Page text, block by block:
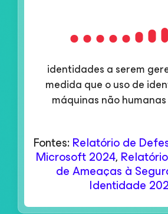
identidades a serem
medida que o uso de
máquinas não
Fontes:Relatório de
Microsoft 2024,
de Ameaças à
Identidade